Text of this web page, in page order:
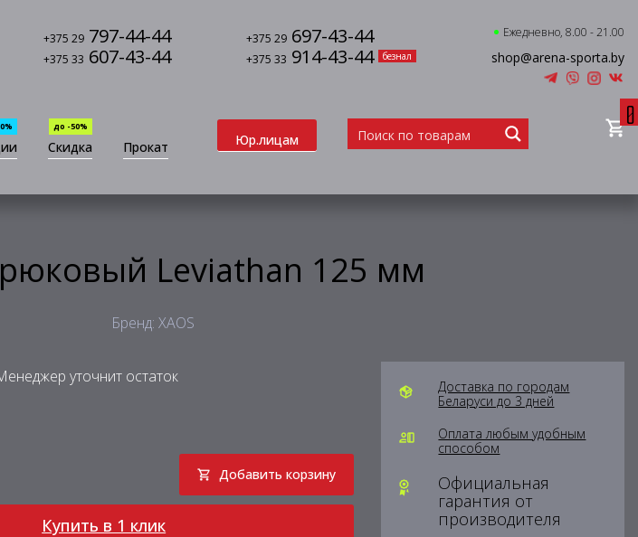
+375 29 797-44-44 +375 29 697-43-44
+375 33 607-43-44 +375 33 914-43-44 безнал
Ежедневно, 8.00 - 21.00
shop@arena-sporta.by
Скидка
до -50%
Прокат Юр.лицам
0
Leviathan 125 мм
Бренд: XAOS
уточнит остаток
Добавить корзину
Купить в 1 клик
Доставка по городам
Беларуси до 3 дней
Оплата любым удобным
способом
Официальная
гарантия от
производителя